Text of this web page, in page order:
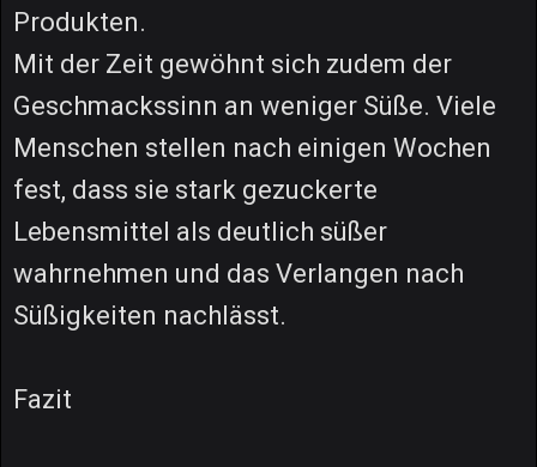
Produkten.
Mit der Zeit gewöhnt sich zudem der
Geschmackssinn an weniger Süße. Viele
Menschen stellen nach einigen Wochen
fest, dass sie stark gezuckerte
Lebensmittel als deutlich süßer
wahrnehmen und das Verlangen nach
Süßigkeiten nachlässt.
Fazit